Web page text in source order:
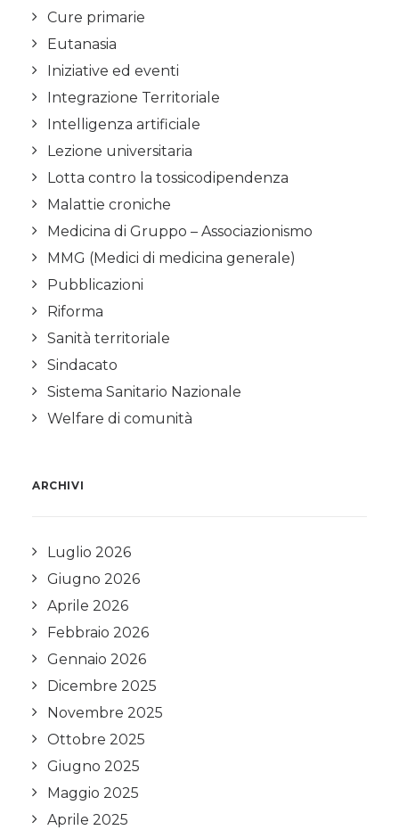
Cure primarie
Eutanasia
Iniziative ed eventi
Integrazione Territoriale
Intelligenza artificiale
Lezione universitaria
Lotta contro la tossicodipendenza
Malattie croniche
Medicina di Gruppo – Associazionismo
MMG (Medici di medicina generale)
Pubblicazioni
Riforma
Sanità territoriale
Sindacato
Sistema Sanitario Nazionale
Welfare di comunità
ARCHIVI
Luglio 2026
Giugno 2026
Aprile 2026
Febbraio 2026
Gennaio 2026
Dicembre 2025
Novembre 2025
Ottobre 2025
Giugno 2025
Maggio 2025
Aprile 2025